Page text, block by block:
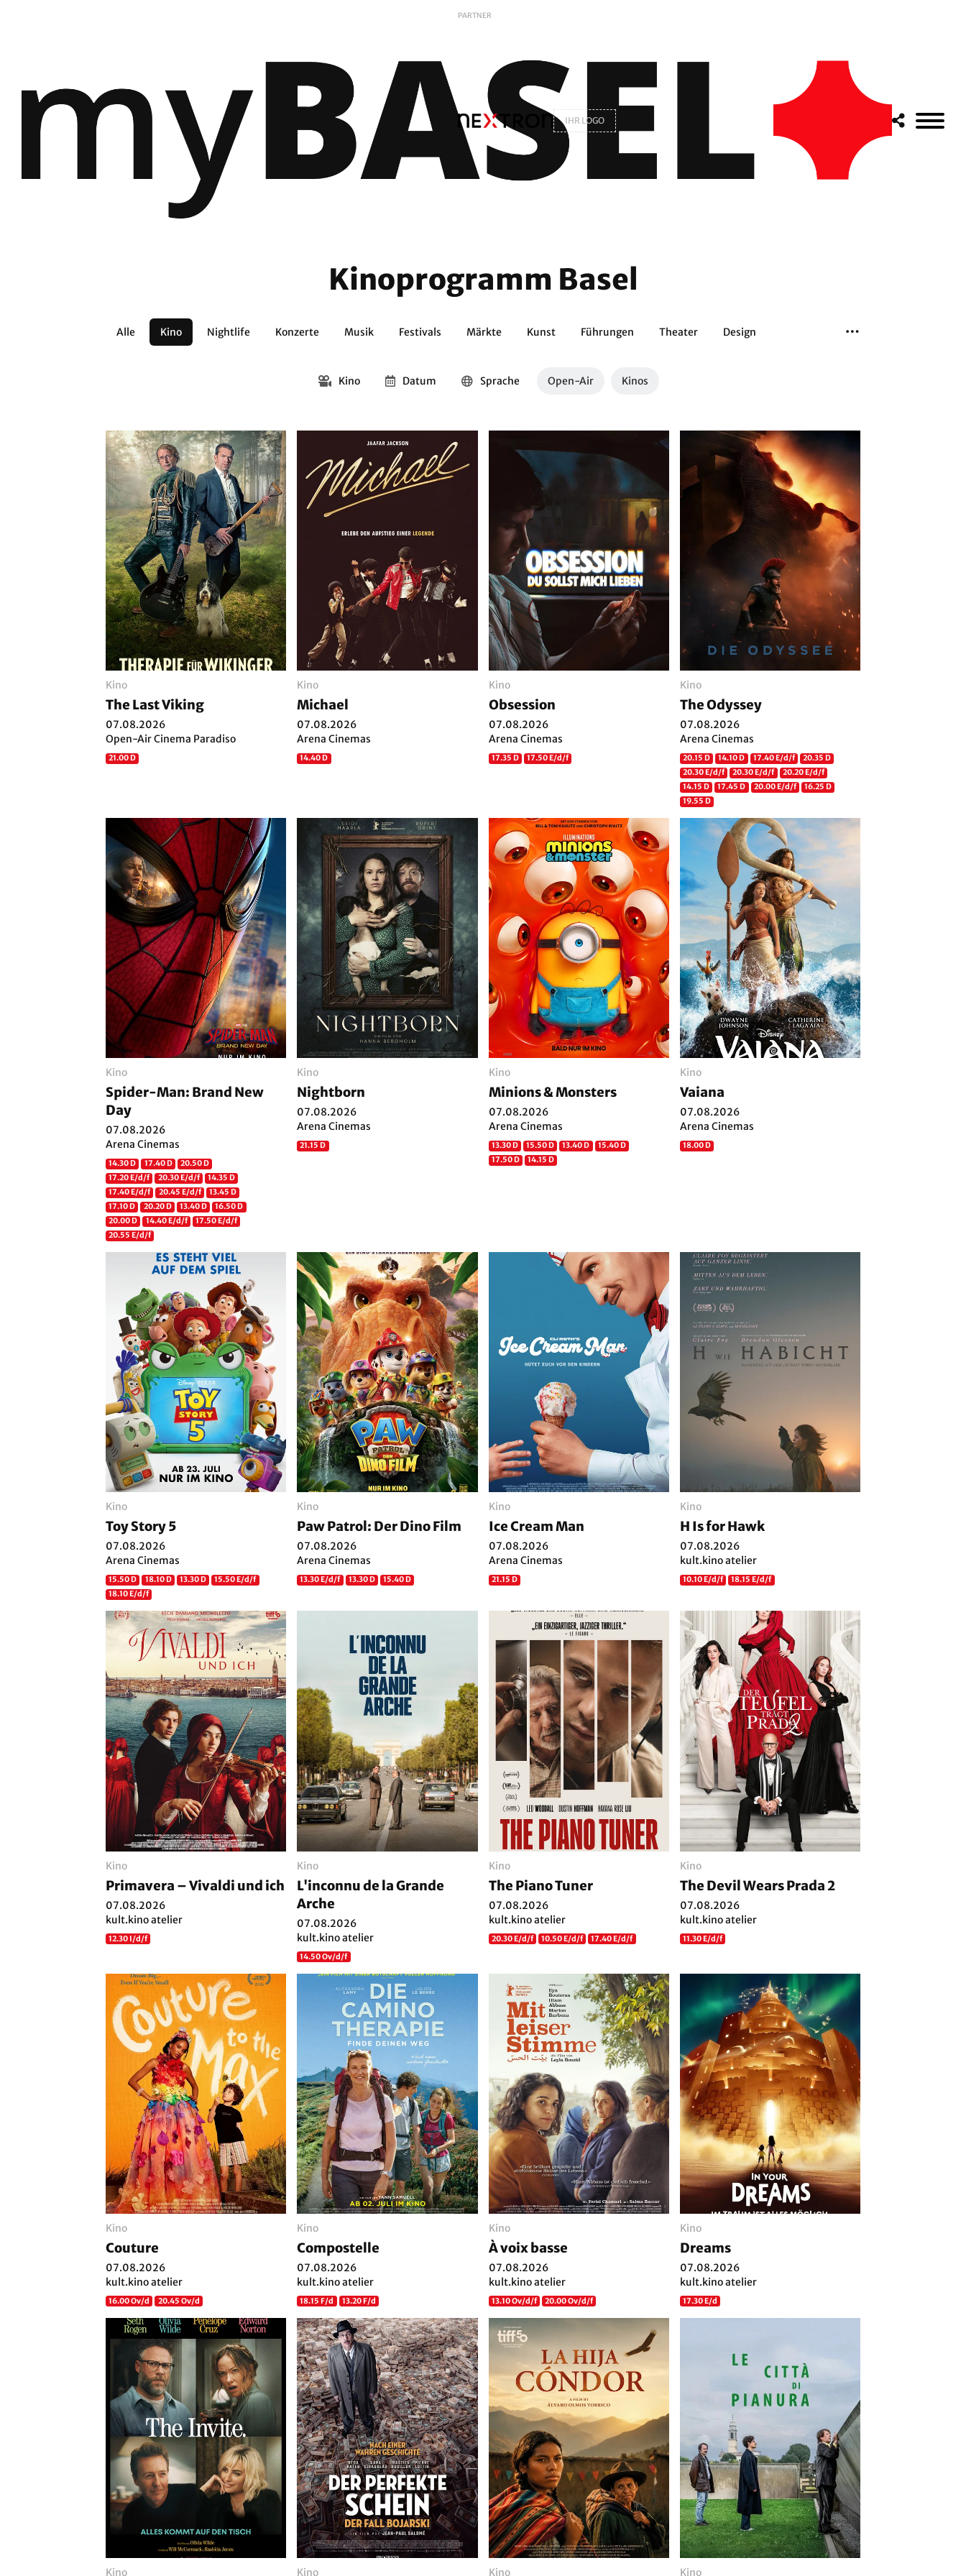
PARTNER
IHR LOGO
Kinoprogramm Basel
Alle Kino Nightlife Konzerte Musik Festivals Märkte Kunst Führungen Theater Design
Kino Datum Sprache Open-Air Kinos
Kino
The Last Viking
07.08.2026
Open-Air Cinema Paradiso
21.00 D
Kino
Michael
07.08.2026
Arena Cinemas
14.40 D
Kino
Obsession
07.08.2026
Arena Cinemas
17.35 D 17.50 E/d/f
Kino
The Odyssey
07.08.2026
Arena Cinemas
20.15 D 14.10 D 17.40 E/d/f
20.35 D
20.30 E/d/f
20.30 E/d/f
20.20 E/d/f
14.15 D
17.45 D 20.00 E/d/f
16.25 D
19.55 D
Kino
Spider-Man: Brand New
Day
07.08.2026
Arena Cinemas
14.30 D 17.40 D
20.50 D
17.20 E/d/f
20.30 E/d/f
14.35 D
17.40 E/d/f
20.45 E/d/f
13.45 D
17.10 D
20.20 D 13.40 D
16.50 D
20.00 D
14.40 E/d/f
17.50 E/d/f
20.55 E/d/f
Kino
Nightborn
07.08.2026
Arena Cinemas
21.15 D
Kino
Minions & Monsters
07.08.2026
Arena Cinemas
13.30 D 15.50 D 13.40 D
15.40 D
17.50 D
14.15 D
Kino
Vaiana
07.08.2026
Arena Cinemas
18.00 D
Kino
Toy Story 5
07.08.2026
Arena Cinemas
15.50 D 18.10 D 13.30 D
15.50 E/d/f
18.10 E/d/f
Kino
Paw Patrol: Der Dino Film
07.08.2026
Arena Cinemas
13.30 E/d/f 13.30 D 15.40 D
Kino
Ice Cream Man
07.08.2026
Arena Cinemas
21.15 D
Kino
H Is for Hawk
07.08.2026
kult.kino atelier
10.10 E/d/f 18.15 E/d/f
Kino
Primavera – Vivaldi und ich
07.08.2026
kult.kino atelier
12.30 I/d/f
Kino
L'inconnu de la Grande
Arche
07.08.2026
kult.kino atelier
14.50 Ov/d/f
Kino
The Piano Tuner
07.08.2026
kult.kino atelier
20.30 E/d/f 10.50 E/d/f 17.40 E/d/f
Kino
The Devil Wears Prada 2
07.08.2026
kult.kino atelier
11.30 E/d/f
Kino
Couture
07.08.2026
kult.kino atelier
16.00 Ov/d 20.45 Ov/d
Kino
Compostelle
07.08.2026
kult.kino atelier
18.15 F/d 13.20 F/d
Kino
À voix basse
07.08.2026
kult.kino atelier
13.10 Ov/d/f 20.00 Ov/d/f
Kino
Dreams
07.08.2026
kult.kino atelier
17.30 E/d
Kino Kino Kino Kino